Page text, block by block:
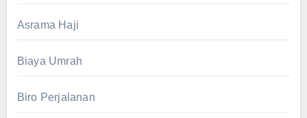
Asrama Haji
Biaya Umrah
Biro Perjalanan